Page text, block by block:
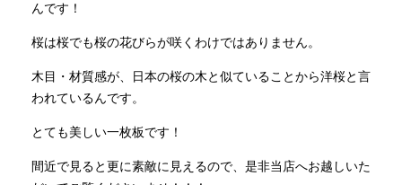
んです！
桜は桜でも桜の花びらが咲くわけではありません。
木目・材質感が、日本の桜の木と似ていることから洋桜と言
われているんです。
とても美しい一枚板です！
間近で見ると更に素敵に見えるので、是非当店へお越しいた